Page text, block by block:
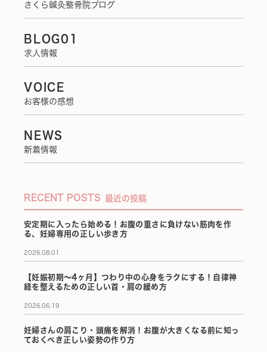
さくら鍼灸整骨院ブログ
BLOG01
求人情報
VOICE
お客様の感想
NEWS
新着情報
RECENT POSTS 最近の投稿
安定期に入ったら始める！お腹の重さに負けない筋肉を作
る、妊婦専用の正しい歩き方
2026.08.01
【妊娠初期〜4ヶ月】つわり中の心身をラクにする！自律神
経を整えるための正しい首・肩の緩め方
2026.06.19
妊婦さんの肩こり・頭痛を解消！お腹が大きくなる前に知っ
ておくべき正しい姿勢の作り方